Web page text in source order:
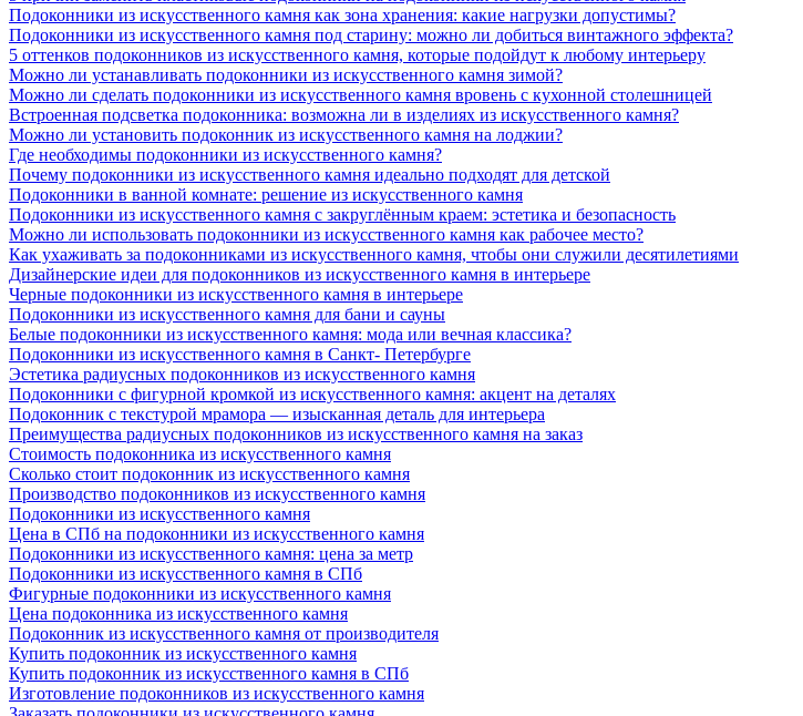
Подоконники из искусственного камня как зона хранения: какие нагрузки допустимы?
Подоконники из искусственного камня под старину: можно ли добиться винтажного эффекта?
5 оттенков подоконников из искусственного камня, которые подойдут к любому интерьеру
Можно ли устанавливать подоконники из искусственного камня зимой?
Можно ли сделать подоконники из искусственного камня вровень с кухонной столешницей
Встроенная подсветка подоконника: возможна ли в изделиях из искусственного камня?
Можно ли установить подоконник из искусственного камня на лоджии?
Где необходимы подоконники из искусственного камня?
Почему подоконники из искусственного камня идеально подходят для детской
Подоконники в ванной комнате: решение из искусственного камня
Подоконники из искусственного камня с закруглённым краем: эстетика и безопасность
Можно ли использовать подоконники из искусственного камня как рабочее место?
Как ухаживать за подоконниками из искусственного камня, чтобы они служили десятилетиями
Дизайнерские идеи для подоконников из искусственного камня в интерьере
Черные подоконники из искусственного камня в интерьере
Подоконники из искусственного камня для бани и сауны
Белые подоконники из искусственного камня: мода или вечная классика?
Подоконники из искусственного камня в Санкт- Петербурге
Эстетика радиусных подоконников из искусственного камня
Подоконники с фигурной кромкой из искусственного камня: акцент на деталях
Подоконник с текстурой мрамора — изысканная деталь для интерьера
Преимущества радиусных подоконников из искусственного камня на заказ
Стоимость подоконника из искусственного камня
Сколько стоит подоконник из искусственного камня
Производство подоконников из искусственного камня
Подоконники из искусственного камня
Цена в СПб на подоконники из искусственного камня
Подоконники из искусственного камня: цена за метр
Подоконники из искусственного камня в СПб
Фигурные подоконники из искусственного камня
Цена подоконника из искусственного камня
Подоконник из искусственного камня от производителя
Купить подоконник из искусственного камня
Купить подоконник из искусственного камня в СПб
Изготовление подоконников из искусственного камня